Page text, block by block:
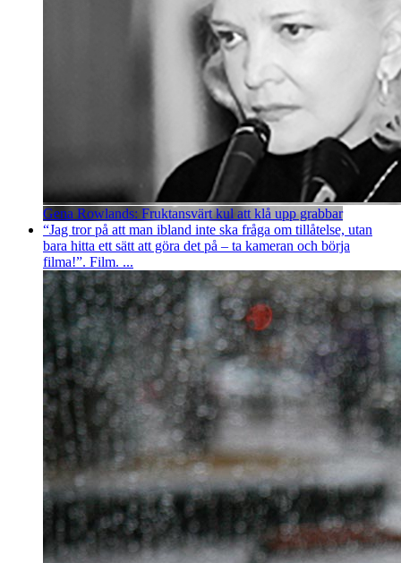
Gena Rowlands: Fruktansvärt kul att klå upp grabbar
“Jag tror på att man ibland inte ska fråga om tillåtelse, utan
bara hitta ett sätt att göra det på – ta kameran och börja
filma!”. Film. ...